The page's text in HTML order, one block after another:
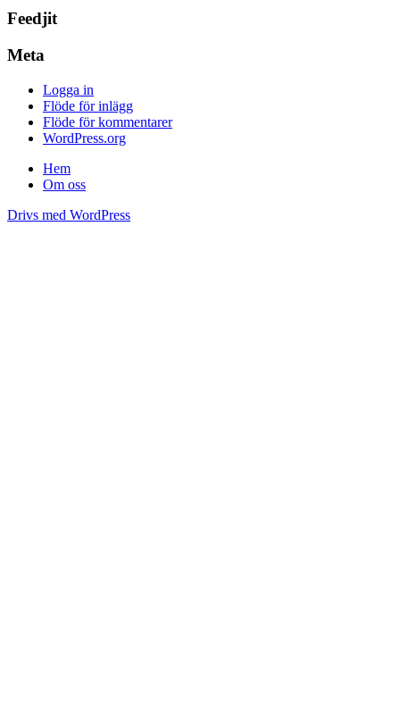
Feedjit
Meta
Logga in
Flöde för inlägg
Flöde för kommentarer
WordPress.org
Hem
Om oss
Drivs med WordPress